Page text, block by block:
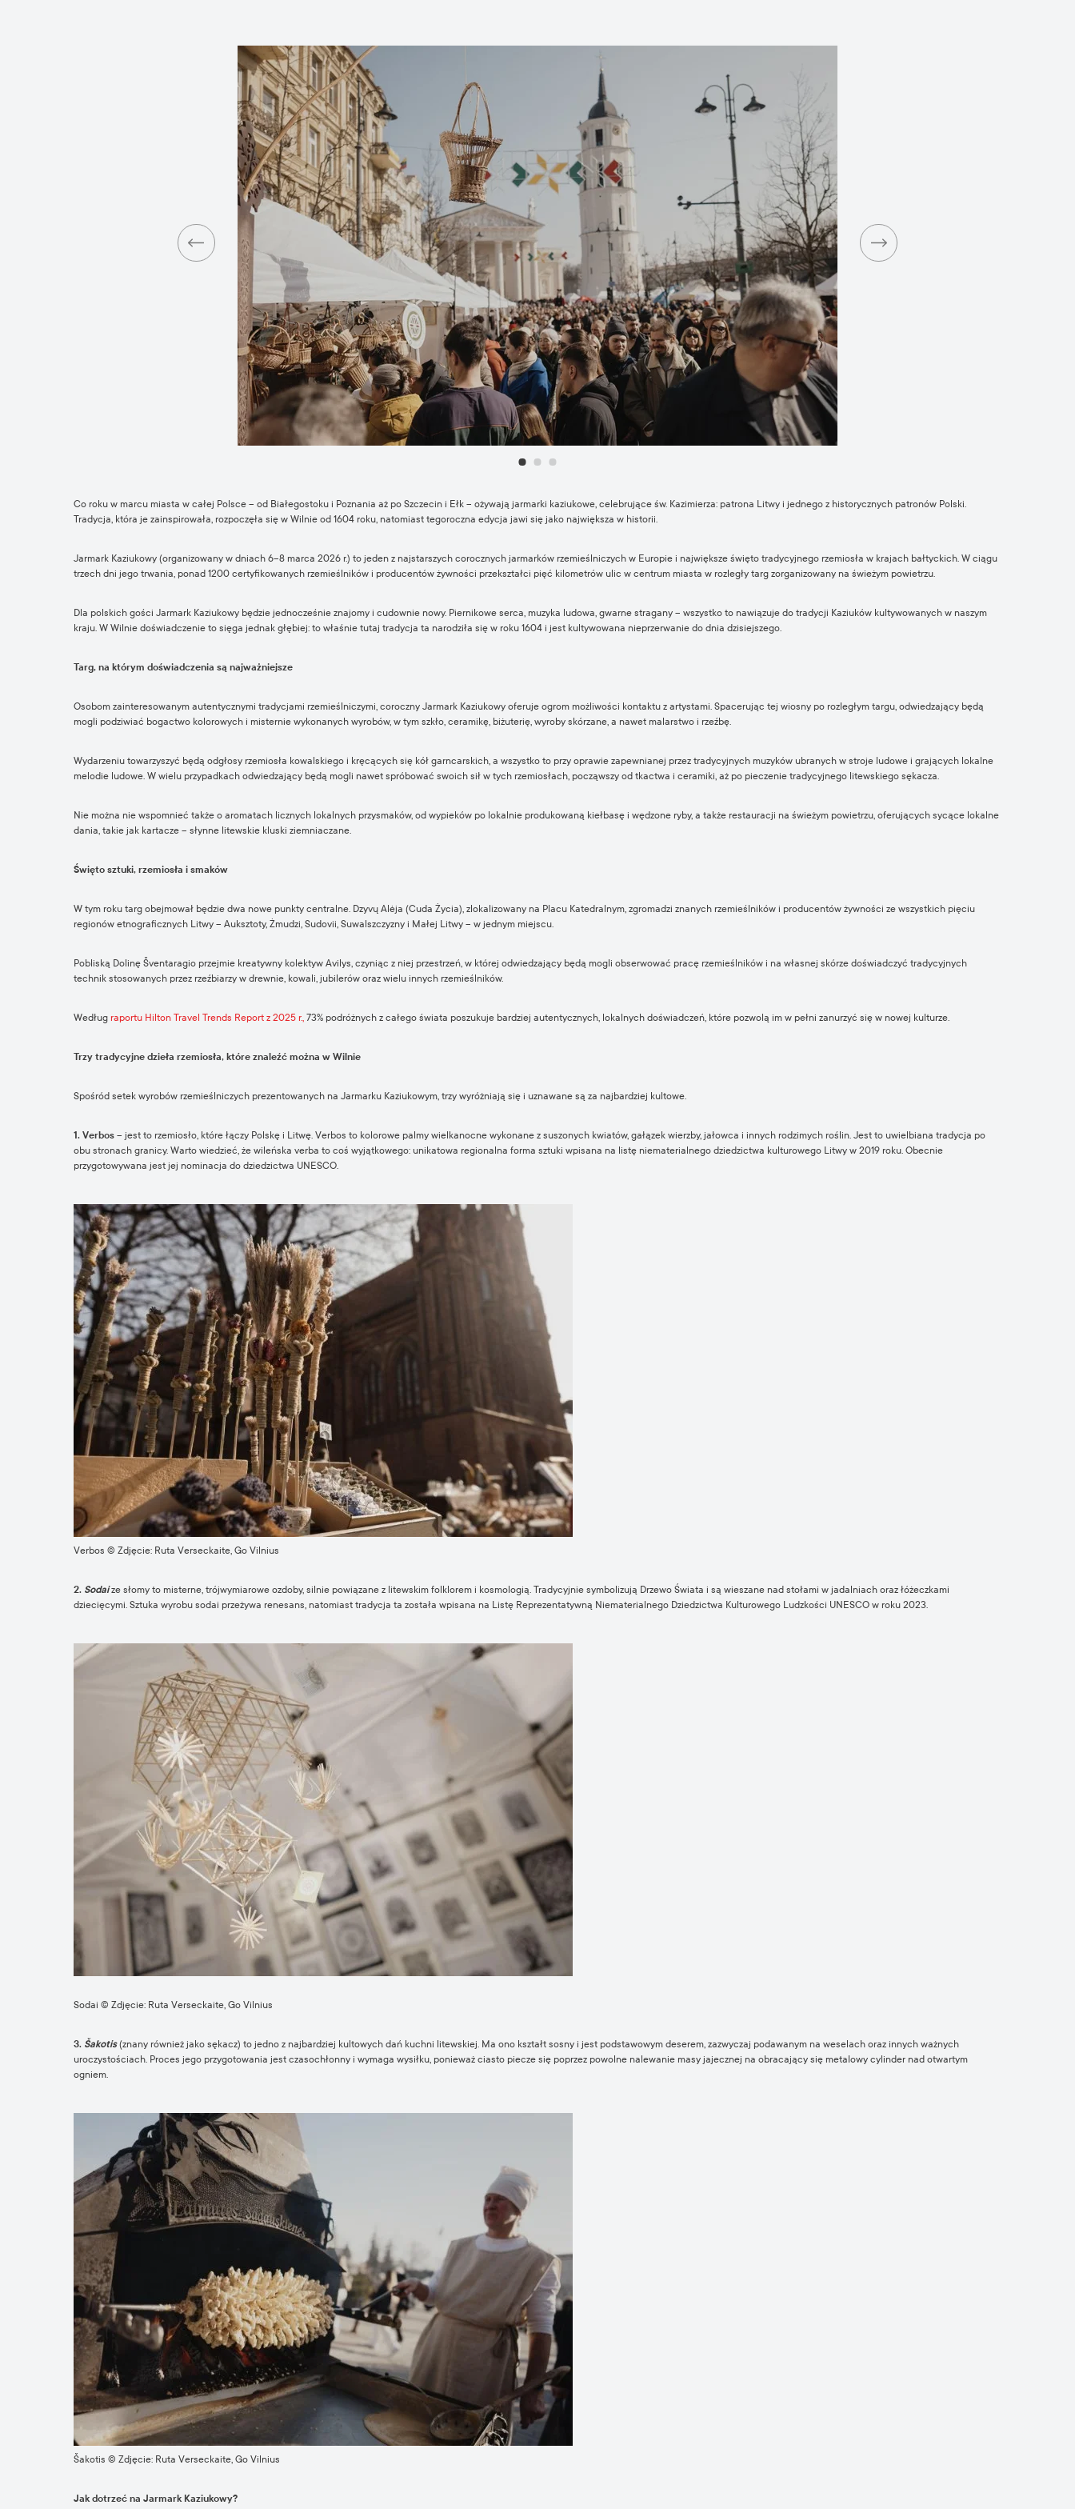
Co roku w marcu miasta w całej Polsce – od Białegostoku i Poznania aż po Szczecin i Ełk – ożywają jarmarki kaziukowe, celebrujące św. Kazimierza: patrona Litwy i jednego z historycznych patronów Polski.
Tradycja, która je zainspirowała, rozpoczęła się w Wilnie od 1604 roku, natomiast tegoroczna edycja jawi się jako największa w historii.
Jarmark Kaziukowy (organizowany w dniach 6–8 marca 2026 r.) to jeden z najstarszych corocznych jarmarków rzemieślniczych w Europie i największe święto tradycyjnego rzemiosła w krajach bałtyckich. W ciągu
trzech dni jego trwania, ponad 1200 certyfikowanych rzemieślników i producentów żywności przekształci pięć kilometrów ulic w centrum miasta w rozległy targ zorganizowany na świeżym powietrzu.
Dla polskich gości Jarmark Kaziukowy będzie jednocześnie znajomy i cudownie nowy. Piernikowe serca, muzyka ludowa, gwarne stragany – wszystko to nawiązuje do tradycji Kaziuków kultywowanych w naszym
kraju. W Wilnie doświadczenie to sięga jednak głębiej: to właśnie tutaj tradycja ta narodziła się w roku 1604 i jest kultywowana nieprzerwanie do dnia dzisiejszego.
Targ, na którym doświadczenia są najważniejsze
Osobom zainteresowanym autentycznymi tradycjami rzemieślniczymi, coroczny Jarmark Kaziukowy oferuje ogrom możliwości kontaktu z artystami. Spacerując tej wiosny po rozległym targu, odwiedzający będą
mogli podziwiać bogactwo kolorowych i misternie wykonanych wyrobów, w tym szkło, ceramikę, biżuterię, wyroby skórzane, a nawet malarstwo i rzeźbę.
Wydarzeniu towarzyszyć będą odgłosy rzemiosła kowalskiego i kręcących się kół garncarskich, a wszystko to przy oprawie zapewnianej przez tradycyjnych muzyków ubranych w stroje ludowe i grających lokalne
melodie ludowe. W wielu przypadkach odwiedzający będą mogli nawet spróbować swoich sił w tych rzemiosłach, począwszy od tkactwa i ceramiki, aż po pieczenie tradycyjnego litewskiego sękacza.
Nie można nie wspomnieć także o aromatach licznych lokalnych przysmaków, od wypieków po lokalnie produkowaną kiełbasę i wędzone ryby, a także restauracji na świeżym powietrzu, oferujących sycące lokalne
dania, takie jak kartacze – słynne litewskie kluski ziemniaczane.
Święto sztuki, rzemiosła i smaków
W tym roku targ obejmował będzie dwa nowe punkty centralne. Dzyvų Alėja (Cuda Życia), zlokalizowany na Placu Katedralnym, zgromadzi znanych rzemieślników i producentów żywności ze wszystkich pięciu
regionów etnograficznych Litwy – Auksztoty, Żmudzi, Sudovii, Suwalszczyzny i Małej Litwy – w jednym miejscu.
Pobliską Dolinę Šventaragio przejmie kreatywny kolektyw Avilys, czyniąc z niej przestrzeń, w której odwiedzający będą mogli obserwować pracę rzemieślników i na własnej skórze doświadczyć tradycyjnych
technik stosowanych przez rzeźbiarzy w drewnie, kowali, jubilerów oraz wielu innych rzemieślników.
Według raportu Hilton Travel Trends Report z 2025 r., 73% podróżnych z całego świata poszukuje bardziej autentycznych, lokalnych doświadczeń, które pozwolą im w pełni zanurzyć się w nowej kulturze.
Trzy tradycyjne dzieła rzemiosła, które znaleźć można w Wilnie
Spośród setek wyrobów rzemieślniczych prezentowanych na Jarmarku Kaziukowym, trzy wyróżniają się i uznawane są za najbardziej kultowe.
1. Verbos – jest to rzemiosło, które łączy Polskę i Litwę. Verbos to kolorowe palmy wielkanocne wykonane z suszonych kwiatów, gałązek wierzby, jałowca i innych rodzimych roślin. Jest to uwielbiana tradycja po
obu stronach granicy. Warto wiedzieć, że wileńska verba to coś wyjątkowego: unikatowa regionalna forma sztuki wpisana na listę niematerialnego dziedzictwa kulturowego Litwy w 2019 roku. Obecnie
przygotowywana jest jej nominacja do dziedzictwa UNESCO.
Verbos © Zdjęcie: Ruta Verseckaite, Go Vilnius
2. Sodai ze słomy to misterne, trójwymiarowe ozdoby, silnie powiązane z litewskim folklorem i kosmologią. Tradycyjnie symbolizują Drzewo Świata i są wieszane nad stołami w jadalniach oraz łóżeczkami
dziecięcymi. Sztuka wyrobu sodai przeżywa renesans, natomiast tradycja ta została wpisana na Listę Reprezentatywną Niematerialnego Dziedzictwa Kulturowego Ludzkości UNESCO w roku 2023.
Sodai © Zdjęcie: Ruta Verseckaite, Go Vilnius
3. Šakotis (znany również jako sękacz) to jedno z najbardziej kultowych dań kuchni litewskiej. Ma ono kształt sosny i jest podstawowym deserem, zazwyczaj podawanym na weselach oraz innych ważnych
uroczystościach. Proces jego przygotowania jest czasochłonny i wymaga wysiłku, ponieważ ciasto piecze się poprzez powolne nalewanie masy jajecznej na obracający się metalowy cylinder nad otwartym
ogniem.
Šakotis © Zdjęcie: Ruta Verseckaite, Go Vilnius
Jak dotrzeć na Jarmark Kaziukowy?